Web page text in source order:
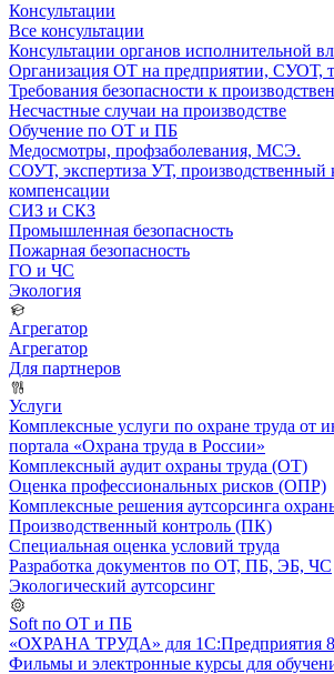
Консультации
Все консультации
Консультации органов исполнительной
Организация ОТ на предприятии, СУОТ,
Требования безопасности к
Несчастные случаи на производстве
Обучение по ОТ и ПБ
Медосмотры, профзаболевания, МСЭ.
СОУТ, экспертиза УТ, производственный
компенсации
СИЗ и СКЗ
Промышленная безопасность
Пожарная безопасность
ГО и ЧС
Экология
Агрегатор
Агрегатор
Для партнеров
Услуги
Комплексные услуги по охране труда от
портала «Охрана труда в России»
Комплексный аудит охраны труда (ОТ)
Оценка профессиональных рисков (ОПР)
Комплексные решения аутсорсинга
Производственный контроль (ПК)
Специальная оценка условий труда
Разработка документов по ОТ, ПБ, ЭБ, ЧС
Экологический аутсорсинг
Soft по ОТ и ПБ
«ОХРАНА ТРУДА» для 1С:Предприятия 8
Фильмы и электронные курсы для